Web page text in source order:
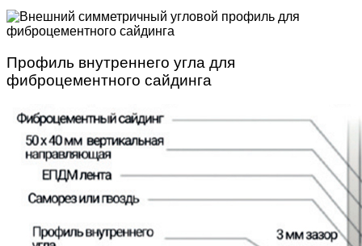
Профиль внутреннего угла для
фиброцементного сайдинга